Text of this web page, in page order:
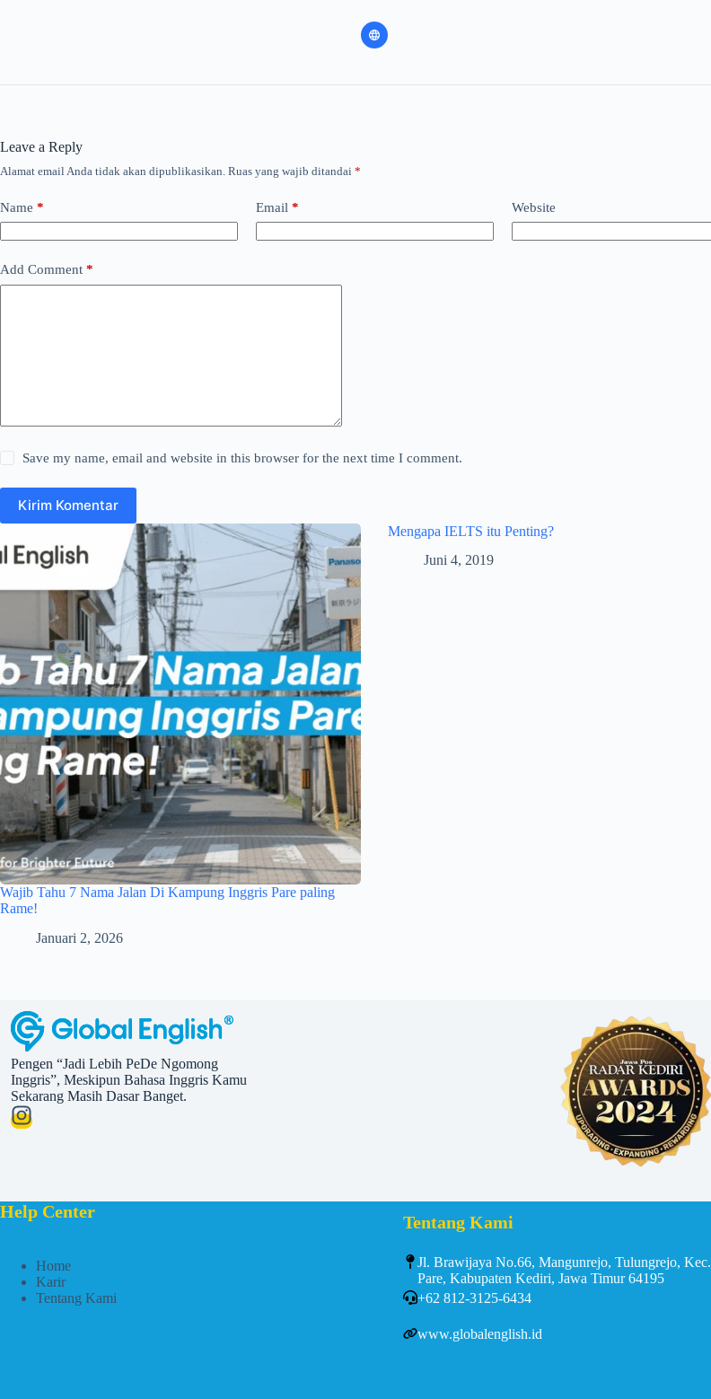
Leave a Reply
Alamat email Anda tidak akan dipublikasikan. Ruas yang wajib ditandai *
Name * Email * Website
Add Comment *
Save my name, email and website in this browser for the next time I comment.
Kirim Komentar
Wajib Tahu 7 Nama Jalan Di Kampung Inggris Pare paling
Rame!
Januari 2, 2026
Mengapa IELTS itu Penting?
Juni 4, 2019
Pengen “Jadi Lebih PeDe Ngomong
Inggris”, Meskipun Bahasa Inggris Kamu
Sekarang Masih Dasar Banget.
Help Center
Home
Karir
Tentang Kami
Tentang Kami
Jl. Brawijaya No.66, Mangunrejo, Tulungrejo, Kec.
Pare, Kabupaten Kediri, Jawa Timur 64195
+62 812-3125-6434
www.globalenglish.id